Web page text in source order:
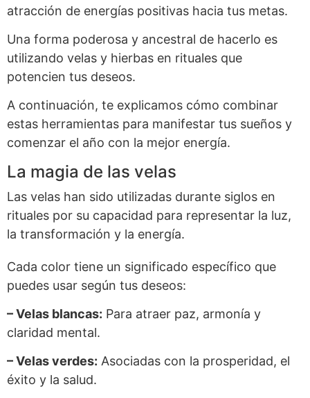
atracción de energías positivas hacia tus metas.
Una forma poderosa y ancestral de hacerlo es
utilizando velas y hierbas en rituales que
potencien tus deseos.
A continuación, te explicamos cómo combinar
estas herramientas para manifestar tus sueños y
comenzar el año con la mejor energía.
La magia de las velas
Las velas han sido utilizadas durante siglos en
rituales por su capacidad para representar la luz,
la transformación y la energía.
Cada color tiene un significado específico que
puedes usar según tus deseos:
– Velas blancas: Para atraer paz, armonía y
claridad mental.
– Velas verdes: Asociadas con la prosperidad, el
éxito y la salud.